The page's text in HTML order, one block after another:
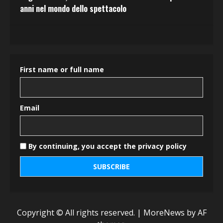
anni nel mondo dello spettacolo
First name or full name
Email
By continuing, you accept the privacy policy
Copyright © All rights reserved. | MoreNews by AF